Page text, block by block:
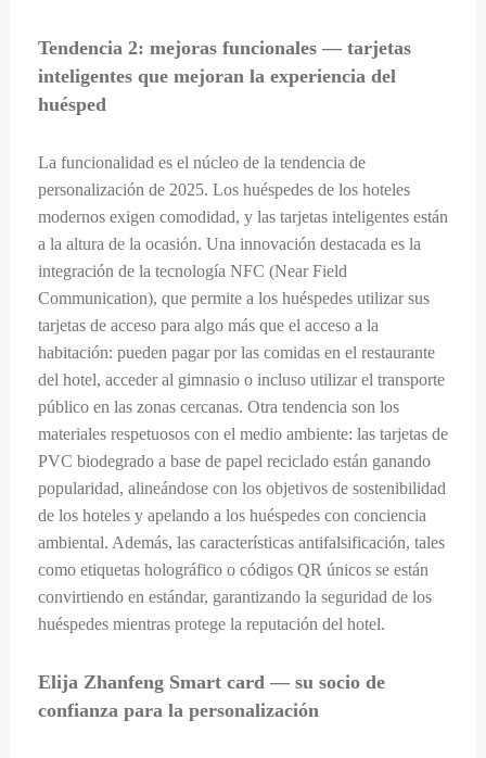
Tendencia 2: mejoras funcionales — tarjetas
inteligentes que mejoran la experiencia del
huésped
La funcionalidad es el núcleo de la tendencia de
personalización de 2025. Los huéspedes de los hoteles
modernos exigen comodidad, y las tarjetas inteligentes están
a la altura de la ocasión. Una innovación destacada es la
integración de la tecnología NFC (Near Field
Communication), que permite a los huéspedes utilizar sus
tarjetas de acceso para algo más que el acceso a la
habitación: pueden pagar por las comidas en el restaurante
del hotel, acceder al gimnasio o incluso utilizar el transporte
público en las zonas cercanas. Otra tendencia son los
materiales respetuosos con el medio ambiente: las tarjetas de
PVC biodegrado a base de papel reciclado están ganando
popularidad, alineándose con los objetivos de sostenibilidad
de los hoteles y apelando a los huéspedes con conciencia
ambiental. Además, las características antifalsificación, tales
como etiquetas holográfico o códigos QR únicos se están
convirtiendo en estándar, garantizando la seguridad de los
huéspedes mientras protege la reputación del hotel.
Elija Zhanfeng Smart card — su socio de
confianza para la personalización